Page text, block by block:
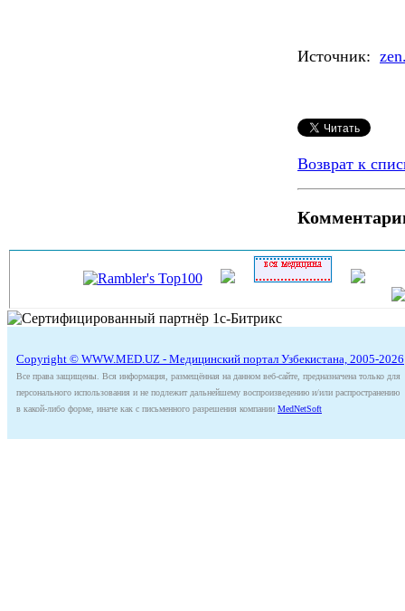
Источник:
Возврат к
Copyright © WWW.MED.UZ - Медицинский портал Узбекистана, 2005-2026
Все права защищены. Вся информация, размещённая на данном веб-сайте, предназначена только для
персонального использования и не подлежит дальнейшему воспроизведению и/или распространению
в какой-либо форме, иначе как с письменного разрешения компании MedNetSoft